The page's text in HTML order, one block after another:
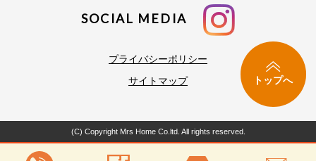
トップへ
SOCIAL MEDIA
プライバシーポリシー
サイトマップ
(C) Copyright Mrs Home Co.ltd. All rights reserved.